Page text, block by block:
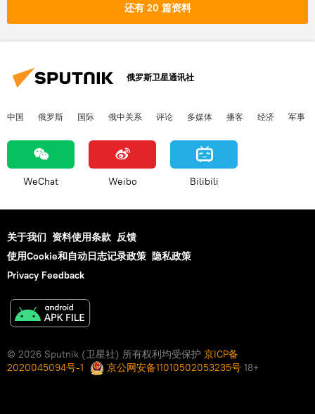
还有 20 篇资料
俄罗斯卫星通讯社
中国 俄罗斯 国际 俄中关系 评论 多媒体 播客 经济 军事
WeChat Weibo Bilibili
关于我们 资料使用条款 反馈
使用Cookie和自动日志记录政策 隐私政策
Privacy Feedback
© 2026 Sputnik (卫星社) 所有权利均受保护 京ICP备
2020045094号-1
京公网安备11010502053235号 18+